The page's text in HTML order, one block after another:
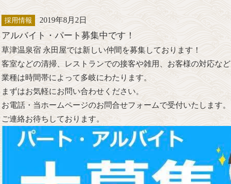
採用情報 2019年8月2日
アルバイト・パート募集中です！
草津温泉宿 永田屋では新しい仲間を募集しております！
客室などの清掃、レストランでの接客や雑用、お客様の対応など
業種は時間帯によって多岐にわたります。
まずはお気軽にお問い合わせください。
お電話・当ホームページのお問合せフォームで受付いたします。
ご連絡お待ちしております。